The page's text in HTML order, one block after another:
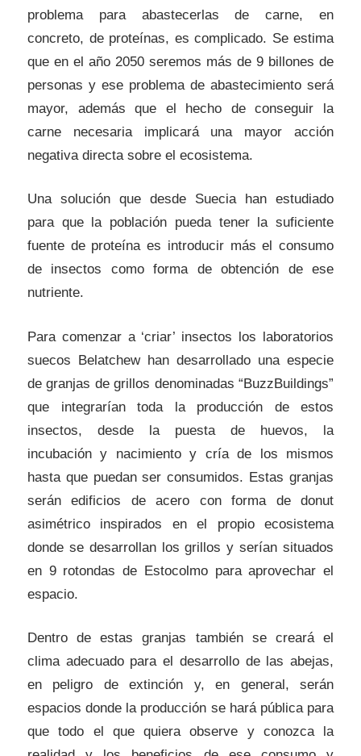
problema para abastecerlas de carne, en
concreto, de proteínas, es complicado. Se estima
que en el año 2050 seremos más de 9 billones de
personas y ese problema de abastecimiento será
mayor, además que el hecho de conseguir la
carne necesaria implicará una mayor acción
negativa directa sobre el ecosistema.
Una solución que desde Suecia han estudiado
para que la población pueda tener la suficiente
fuente de proteína es introducir más el consumo
de insectos como forma de obtención de ese
nutriente.
Para comenzar a ‘criar’ insectos los laboratorios
suecos Belatchew han desarrollado una especie
de granjas de grillos denominadas “BuzzBuildings”
que integrarían toda la producción de estos
insectos, desde la puesta de huevos, la
incubación y nacimiento y cría de los mismos
hasta que puedan ser consumidos. Estas granjas
serán edificios de acero con forma de donut
asimétrico inspirados en el propio ecosistema
donde se desarrollan los grillos y serían situados
en 9 rotondas de Estocolmo para aprovechar el
espacio.
Dentro de estas granjas también se creará el
clima adecuado para el desarrollo de las abejas,
en peligro de extinción y, en general, serán
espacios donde la producción se hará pública para
que todo el que quiera observe y conozca la